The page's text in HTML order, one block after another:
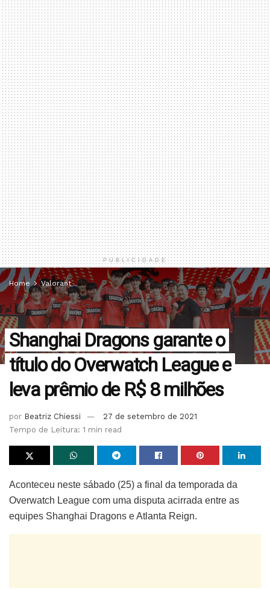
PUBLICIDADE
Home Valorant
Shanghai Dragons garante o
título do Overwatch League e
leva prêmio de R$ 8 milhões
por Beatriz Chiessi
27 de setembro de 2021
Tempo de Leitura: 1 min read
Aconteceu neste sábado (25) a final da temporada da
Overwatch League com uma disputa acirrada entre as
equipes Shanghai Dragons e Atlanta Reign.